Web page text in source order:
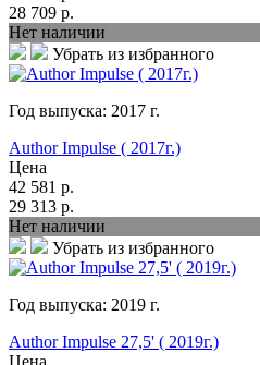
28 709 р.
Нет наличии
Убрать из избранного
Год выпуска: 2017 г.
Author Impulse ( 2017г.)
Цена
42 581 р.
29 313 р.
Нет наличии
Убрать из избранного
Год выпуска: 2019 г.
Author Impulse 27,5' ( 2019г.)